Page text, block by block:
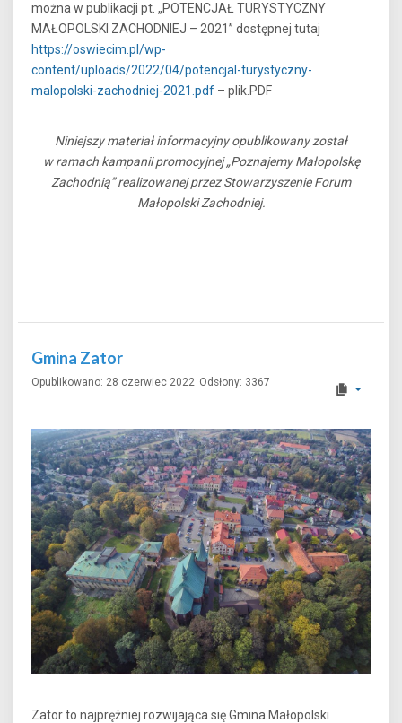
można w publikacji pt. „POTENCJAŁ TURYSTYCZNY
MAŁOPOLSKI ZACHODNIEJ – 2021” dostępnej tutaj
https://oswiecim.pl/wp-
content/uploads/2022/04/potencjal-turystyczny-
malopolski-zachodniej-2021.pdf – plik.PDF
Niniejszy materiał informacyjny opublikowany został
w ramach kampanii promocyjnej „Poznajemy Małopolskę
Zachodnią” realizowanej przez Stowarzyszenie Forum
Małopolski Zachodniej.
Gmina Zator
Opublikowano: 28 czerwiec 2022 Odsłony: 3367
Zator to najprężniej rozwijająca się Gmina Małopolski